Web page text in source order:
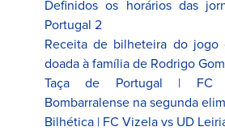
Definidos os horários das
Portugal 2
Receita de bilheteira do jogo
doada à família de Rodrigo
Taça de Portugal | FC
Bombarralense na segunda
Bilhética | FC Vizela vs UD